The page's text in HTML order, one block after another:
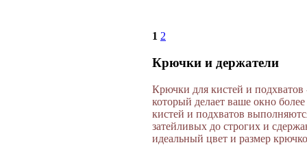
1 2
Крючки и держатели
Крючки для кистей и
который делает ваше окно
кистей и подхватов
затейливых до строгих и
идеальный цвет и размер